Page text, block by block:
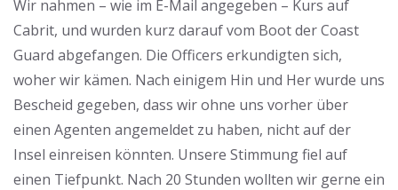
Wir nahmen – wie im E-Mail angegeben – Kurs auf
Cabrit, und wurden kurz darauf vom Boot der Coast
Guard abgefangen. Die Officers erkundigten sich,
woher wir kämen. Nach einigem Hin und Her wurde uns
Bescheid gegeben, dass wir ohne uns vorher über
einen Agenten angemeldet zu haben, nicht auf der
Insel einreisen könnten. Unsere Stimmung fiel auf
einen Tiefpunkt. Nach 20 Stunden wollten wir gerne ein